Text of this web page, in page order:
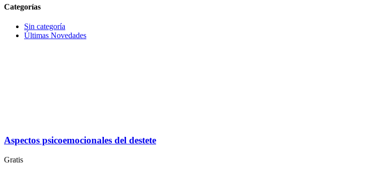
Categorías
Sin categoría
Últimas Novedades
Aspectos psicoemocionales del destete
Gratis